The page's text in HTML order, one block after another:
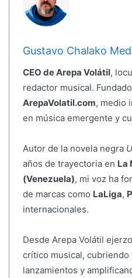
Gustavo Chalako
CEO de Arepa Volátil,
redactor musical.
ArepaVolatil.com, medio
en música emergente y
Autor de la novela negra
años de trayectoria en La
(Venezuela), mi voz ha
de marcas como LaLiga,
internacionales.
Desde Arepa Volátil
crítico musical,
lanzamientos y